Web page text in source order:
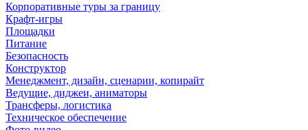
Корпоративные туры за границу
Крафт-игры
Площадки
Питание
Безопасность
Конструктор
Менеджмент, дизайн, сценарии, копирайт
Ведущие, диджеи, аниматоры
Трансферы, логистика
Техническое обеспечение